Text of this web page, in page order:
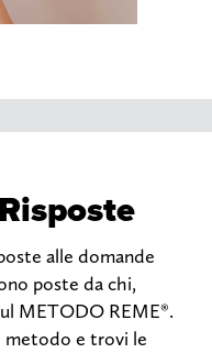
alle domande
poste da chi,
METODO REME®.
metodo e trovi le